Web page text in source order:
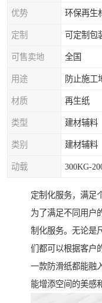
优势 环保再生
定制 可定制包
可售卖地 全国
用途 防止施工
材质 再生纸
类型 建材辅料
类别 建材辅料
动载 300KG-
定制化服务，满足
为了满足不同用户
制化服务。无论是
们都可以根据客户
一款防滑纸都能融
能增添空间的美感